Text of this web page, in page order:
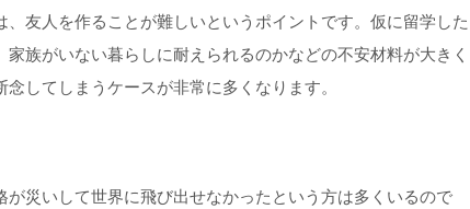
友人を作ることが難しいというポイントです。仮に留学した
族がいない暮らしに耐えられるのかなどの不安材料が大きく
してしまうケースが非常に多くなります。
災いして世界に飛び出せなかったという方は多くいるので